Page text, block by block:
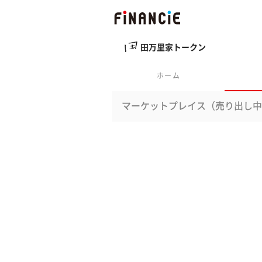
田万里家トークン
ホーム
マーケットプレイス（売り出し